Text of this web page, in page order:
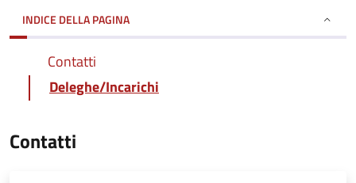
INDICE DELLA PAGINA
Contatti
Deleghe/Incarichi
Contatti